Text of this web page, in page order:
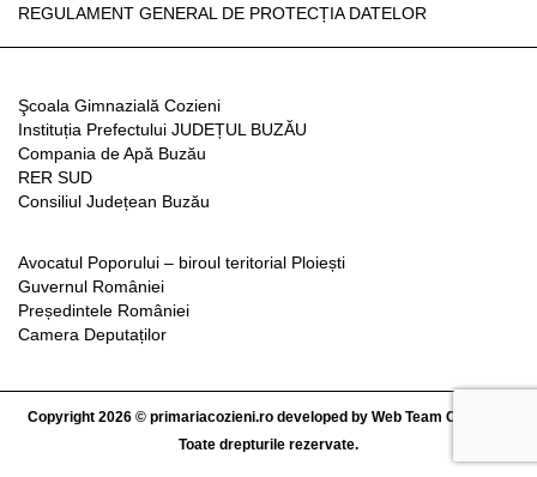
REGULAMENT GENERAL DE PROTECȚIA DATELOR
Şcoala Gimnazială Cozieni
Instituția Prefectului JUDEȚUL BUZĂU
Compania de Apă Buzău
RER SUD
Consiliul Județean Buzău
Avocatul Poporului – biroul teritorial Ploiești
Guvernul României
Președintele României
Camera Deputaților
Copyright 2026 © primariacozieni.ro developed by Web Team Concept
Toate drepturile rezervate.